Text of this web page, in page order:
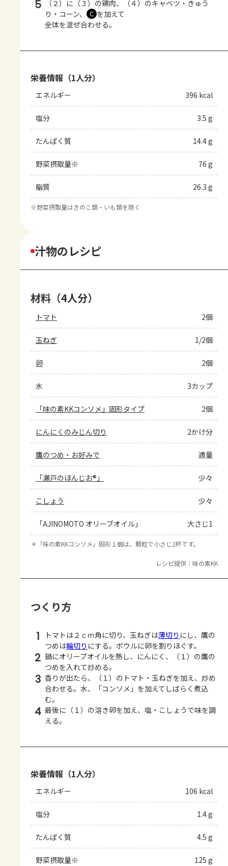
5
（２）に（３）の鶏肉、（４）のキャベツ・きゅう
り・コーン、
Ｃ を加えて
全体を混ぜ合わせる。
栄養情報（1人分）
エネルギー 396 kcal
塩分 3.5 g
たんぱく質 14.4 g
野菜摂取量※ 76 g
脂質 26.3 g
※野菜摂取量はきのこ類・いも類を除く
汁物のレシピ
材料（4人分）
トマト 2個
玉ねぎ 1/2個
卵 2個
水 3カップ
「味の素KKコンソメ」固形タイプ 2個
にんにくのみじん切り 2かけ分
鷹のつめ・お好みで 適量
「瀬戸のほんじお®」 少々
こしょう 少々
「AJINOMOTO オリーブオイル」 大さじ1
＊ 「味の素KKコンソメ」固形１個は、顆粒で小さじ2杯です。
レシピ提供：味の素KK
つくり方
1 トマトは２ｃｍ角に切り、玉ねぎは薄切り にし、鷹の
つめは輪切り にする。ボウルに卵を割りほぐす。
2 鍋にオリーブオイルを熱し、にんにく、（１）の鷹の
つめを入れて炒める。
3 香りが出たら、（１）のトマト・玉ねぎを加え、炒め
合わせる。水、「コンソメ」を加えてしばらく煮込
む。
4 最後に（１）の溶き卵を加え、塩・こしょうで味を調
える。
栄養情報（1人分）
エネルギー 106 kcal
塩分 1.4 g
たんぱく質 4.5 g
野菜摂取量※ 125 g